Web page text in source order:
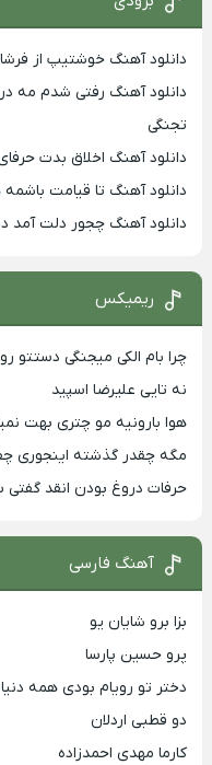
دانلود آهنگ خوشتیپ از
دانلود آهنگ رفتی شدم مه
تجنگی
دانلود آهنگ اخلاق بدت
دانلود آهنگ تا قیامت باشمه
دانلود آهنگ چجور دلت آمد
ریمیکس
چرا بام الکی میجنگی دستتو
نه تایی علیرضا اسپید
هوا بارونیه مو چتری بهت
مگه چقدر گذشته اینجوری
حرفات دروغ بودن انقد گفتی
آهنگ فارسی
بزا برو شایان یو
پرو حسین پارسا
دختر تو رویام بودی همه
دو قطبی اردلان
کارما مهدی احمدزاده